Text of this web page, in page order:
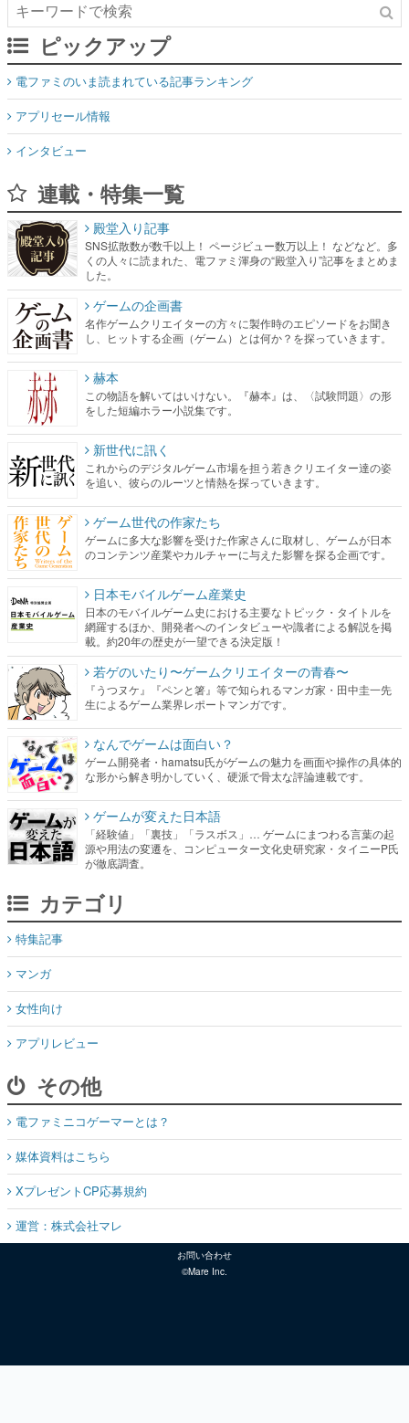
ピックアップ
電ファミのいま読まれている記事ランキング
アプリセール情報
インタビュー
連載・特集一覧
殿堂入り記事
SNS拡散数が数千以上！ ページビュー数万以上！ などなど。多
くの人々に読まれた、電ファミ渾身の“殿堂入り”記事をまとめま
した。
ゲームの企画書
名作ゲームクリエイターの方々に製作時のエピソードをお聞き
し、ヒットする企画（ゲーム）とは何か？を探っていきます。
赫本
この物語を解いてはいけない。『赫本』は、〈試験問題〉の形
をした短編ホラー小説集です。
新世代に訊く
これからのデジタルゲーム市場を担う若きクリエイター達の姿
を追い、彼らのルーツと情熱を探っていきます。
ゲーム世代の作家たち
ゲームに多大な影響を受けた作家さんに取材し、ゲームが日本
のコンテンツ産業やカルチャーに与えた影響を探る企画です。
日本モバイルゲーム産業史
日本のモバイルゲーム史における主要なトピック・タイトルを
網羅するほか、開発者へのインタビューや識者による解説を掲
載。約20年の歴史が一望できる決定版！
若ゲのいたり〜ゲームクリエイターの青春〜
『うつヌケ』『ペンと箸』等で知られるマンガ家・田中圭一先
生によるゲーム業界レポートマンガです。
なんでゲームは面白い？
ゲーム開発者・hamatsu氏がゲームの魅力を画面や操作の具体的
な形から解き明かしていく、硬派で骨太な評論連載です。
ゲームが変えた日本語
「経験値」「裏技」「ラスボス」… ゲームにまつわる言葉の起
源や用法の変遷を、コンピューター文化史研究家・タイニーP氏
が徹底調査。
カテゴリ
特集記事
マンガ
女性向け
アプリレビュー
その他
電ファミニコゲーマーとは？
媒体資料はこちら
XプレゼントCP応募規約
運営：株式会社マレ
お問い合わせ
©Mare Inc.